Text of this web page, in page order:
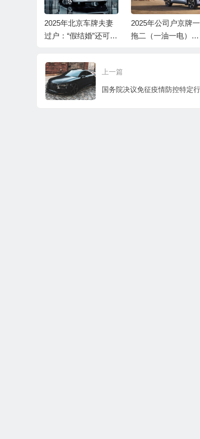
2025年北京车牌夫妻
过户：“假结婚”还可以
2025年公司户京牌一
拖二（一油一电）什
上一篇